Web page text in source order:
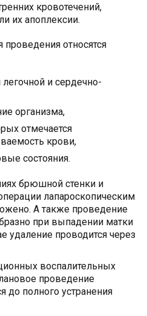
кровотечений,
их апоплексии.
относятся
и сердечно-
организма,
отмечается
крови,
состояния.
брюшной стенки и
лапароскопическим
А также проведение
при выпадении матки
удаление проводится через
воспалительных
проведение
до полного устранения